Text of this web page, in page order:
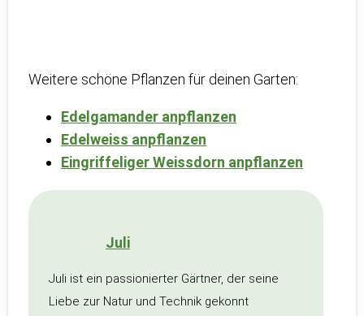
Weitere schöne Pflanzen für deinen Garten:
Edelgamander anpflanzen
Edelweiss anpflanzen
Eingriffeliger Weissdorn anpflanzen
Juli
Juli ist ein passionierter Gärtner, der seine
Liebe zur Natur und Technik gekonnt